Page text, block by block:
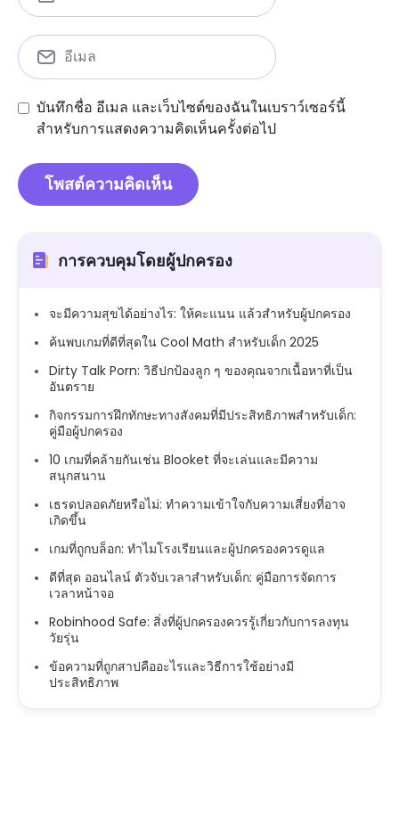
บันทึกชื่อ อีเมล และเว็บไซต์ของฉันในเบราว์เซอร์นี้
สำหรับการแสดงความคิดเห็นครั้งต่อไป
การควบคุมโดยผู้ปกครอง
จะมีความสุขได้อย่างไร: ให้คะแนน แล้วสำหรับผู้ปกครอง
ค้นพบเกมที่ดีที่สุดใน Cool Math สำหรับเด็ก 2025
Dirty Talk Porn: วิธีปกป้องลูก ๆ ของคุณจากเนื้อหาที่เป็น
อันตราย
กิจกรรมการฝึกทักษะทางสังคมที่มีประสิทธิภาพสำหรับเด็ก:
คู่มือผู้ปกครอง
10 เกมที่คล้ายกันเช่น Blooket ที่จะเล่นและมีความ
สนุกสนาน
เธรดปลอดภัยหรือไม่: ทำความเข้าใจกับความเสี่ยงที่อาจ
เกิดขึ้น
เกมที่ถูกบล็อก: ทำไมโรงเรียนและผู้ปกครองควรดูแล
ดีที่สุด ออนไลน์ ตัวจับเวลาสำหรับเด็ก: คู่มือการจัดการ
เวลาหน้าจอ
Robinhood Safe: สิ่งที่ผู้ปกครองควรรู้เกี่ยวกับการลงทุน
วัยรุ่น
ข้อความที่ถูกสาปคืออะไรและวิธีการใช้อย่างมี
ประสิทธิภาพ